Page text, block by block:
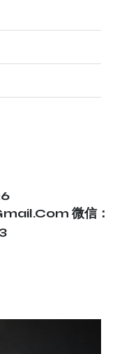
微信：